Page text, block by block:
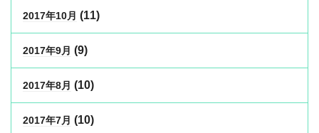
2017年10月 (11)
2017年9月 (9)
2017年8月 (10)
2017年7月 (10)